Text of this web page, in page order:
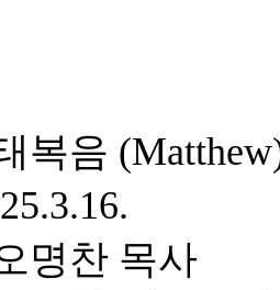
복음
명찬 목사